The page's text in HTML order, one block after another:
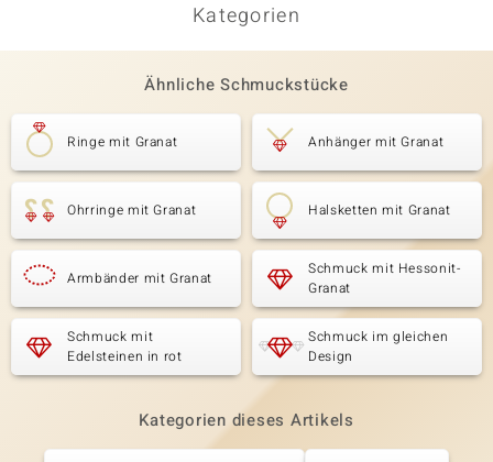
Kategorien
Ähnliche Schmuckstücke
Ringe mit Granat Anhänger mit Granat
Ohrringe mit Granat Halsketten mit Granat
Armbänder mit Granat
Schmuck mit Hessonit-
Granat
Schmuck mit
Edelsteinen in rot
Schmuck im gleichen
Design
Kategorien dieses Artikels